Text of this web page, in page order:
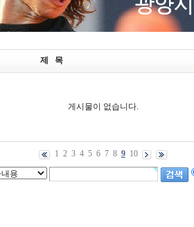
제 목
게시물이 없습니다.
1 2 3 4 5 6 7 8 9 10